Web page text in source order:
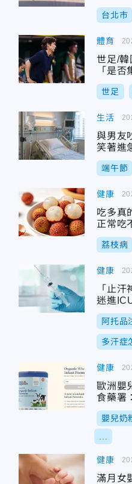
台北市
體育
世足/
「是否
世足
生活
與男友
笑著進
端午節
健康
吃多真
正常吃
荔枝病
健康
「止
迷進
阿托品
多汗症
健康
歐洲嬰
食藥署
嬰兒奶
健康
滿月女